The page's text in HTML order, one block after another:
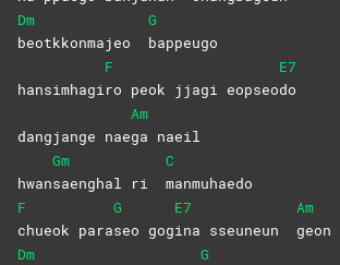
Dm
beotkkonmajeo
G
bappeugo
hansimhagi
F
ro peok jjagi eopseo
E7
do
dangjange nae
Am
ga naeil
hwan
Gm
saenghal ri
C
manmuhaedo
F
chueok para
G
seo gog
E7
ina sseuneun
Am
geon
Dm
G